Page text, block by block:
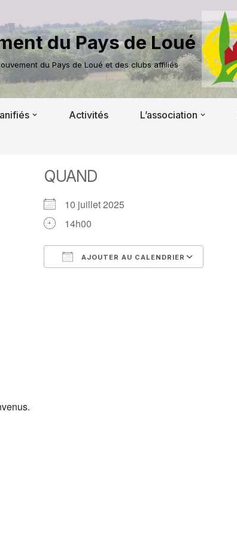
du Pays de Loué
du Pays de Loué et des clubs affiliés
Activités L’association
QUAND
10 juillet 2025
14h00
AJOUTER AU CALENDRIER